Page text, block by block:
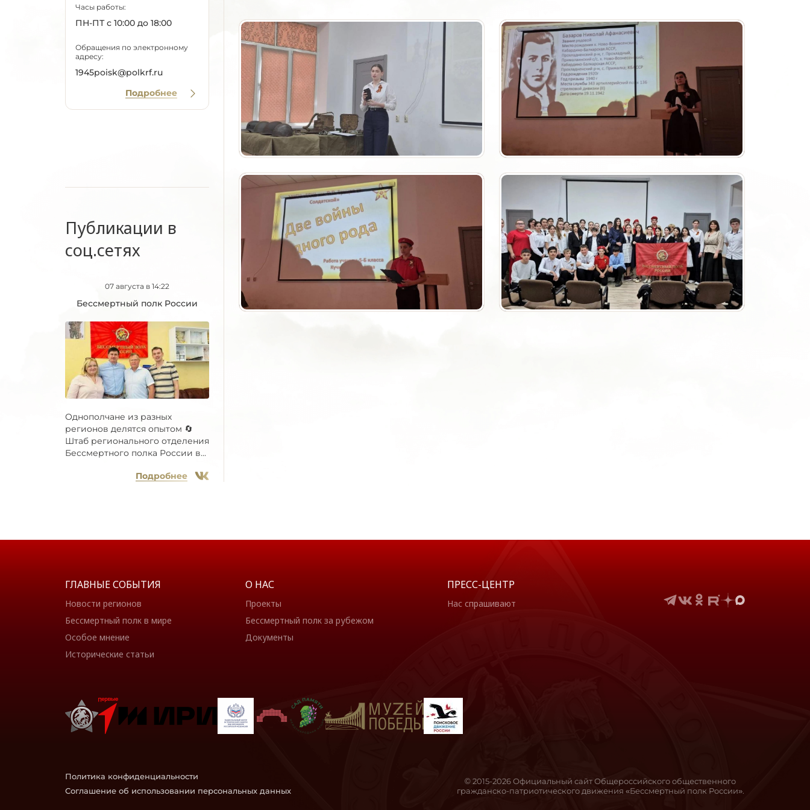
Часы работы:
ПН-ПТ с 10:00 до 18:00
Обращения по электронному
адресу:
1945poisk@polkrf.ru
Подробнее
Публикации в
соц.сетях
07 августа в 14:22
Бессмертный полк России
Однополчане из разных
регионов делятся опытом 🔄
Штаб регионального отделения
Бессмертного полка России в...
Подробнее
ГЛАВНЫЕ СОБЫТИЯ
Новости регионов
Бессмертный полк в мире
Особое мнение
Исторические статьи
О НАС
Проекты
Бессмертный полк за рубежом
Документы
ПРЕСС-ЦЕНТР
Нас спрашивают
Политика конфиденциальности
Соглашение об использовании персональных данных
© 2015-2026 Официальный сайт Общероссийского общественного
гражданско-патриотического движения «Бессмертный полк России».